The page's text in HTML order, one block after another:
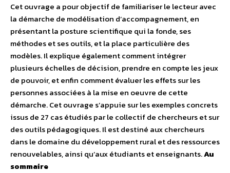
Cet ouvrage a pour objectif de familiariser le lecteur avec
la démarche de modélisation d’accompagnement, en
présentant la posture scientifique qui la fonde, ses
méthodes et ses outils, et la place particulière des
modèles. Il explique également comment intégrer
plusieurs échelles de décision, prendre en compte les jeux
de pouvoir, et enfin comment évaluer les effets sur les
personnes associées à la mise en oeuvre de cette
démarche. Cet ouvrage s’appuie sur les exemples concrets
issus de 27 cas étudiés par le collectif de chercheurs et sur
des outils pédagogiques. Il est destiné aux chercheurs
dans le domaine du développement rural et des ressources
renouvelables, ainsi qu’aux étudiants et enseignants.Au
sommaire